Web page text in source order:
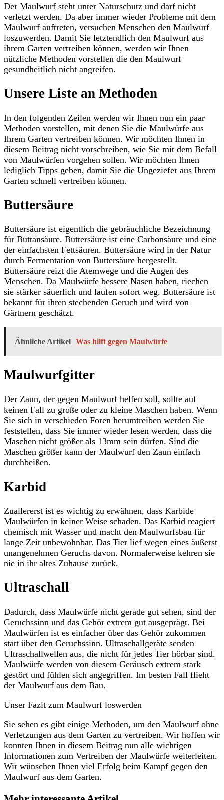
Der Maulwurf steht unter Naturschutz und darf nicht
verletzt werden. Da aber immer wieder Probleme mit dem
Maulwurf auftreten, versuchen Menschen den Maulwurf
loszuwerden. Damit Sie letztendlich den Maulwurf aus
ihrem Garten vertreiben können, werden wir Ihnen
nützliche Methoden vorstellen die den Maulwurf
gesundheitlich nicht angreifen.
Unsere Liste an Methoden
In den folgenden Zeilen werden wir Ihnen nun ein paar
Methoden vorstellen, mit denen Sie die Maulwürfe aus
Ihrem Garten vertreiben können. Wir möchten Ihnen in
diesem Beitrag nicht vorschreiben, wie Sie mit dem Befall
von Maulwürfen vorgehen sollen. Wir möchten Ihnen
lediglich Tipps geben, damit Sie die Ungeziefer aus Ihrem
Garten schnell vertreiben können.
Buttersäure
Buttersäure ist eigentlich die gebräuchliche Bezeichnung
für Buttansäure. Buttersäure ist eine Carbonsäure und eine
der einfachsten Fettsäuren. Buttersäure wird in der Natur
durch Fermentation von Buttersäure hergestellt.
Buttersäure reizt die Atemwege und die Augen des
Menschen. Da Maulwürfe bessere Nasen haben, riechen
sie stärker säuerlich und laufen sofort weg. Buttersäure ist
bekannt für ihren stechenden Geruch und wird von
Gärtnern geschätzt.
Ähnliche Artikel Was hilft gegen Maulwürfe
Maulwurfgitter
Der Zaun, der gegen Maulwurf helfen soll, sollte auf
keinen Fall zu große oder zu kleine Maschen haben. Wenn
Sie sich in verschieden Foren herumtreiben werden Sie
feststellen, dass Sie immer wieder lesen werden, dass die
Maschen nicht größer als 13mm sein dürfen. Sind die
Maschen größer kann der Maulwurf den Zaun einfach
durchbeißen.
Karbid
Zuallererst ist es wichtig zu erwähnen, dass Karbide
Maulwürfen in keiner Weise schaden. Das Karbid reagiert
chemisch mit Wasser und macht den Maulwurfsbau für
lange Zeit unbewohnbar. Das Tier lief wegen eines äußerst
unangenehmen Geruchs davon. Normalerweise kehren sie
nie in ihr altes Zuhause zurück.
Ultraschall
Dadurch, dass Maulwürfe nicht gerade gut sehen, sind der
Geruchssinn und das Gehör extrem gut ausgeprägt. Bei
Maulwürfen ist es einfacher über das Gehör zukommen
statt über den Geruchssinn. Ultraschallgeräte senden
Ultraschallwellen aus, die nicht für jedes Tier hörbar sind.
Maulwürfe werden von diesem Geräusch extrem stark
gestört und fühlen sich angegriffen. Im besten Fall flieht
der Maulwurf aus dem Bau.
Unser Fazit zum Maulwurf loswerden
Sie sehen es gibt einige Methoden, um den Maulwurf ohne
Verletzungen aus dem Garten zu vertreiben. Wir hoffen wir
konnten Ihnen in diesem Beitrag nun alle wichtigen
Informationen zum Vertreiben der Maulwürfe weiterleiten.
Wir wünschen Ihnen viel Erfolg beim Kampf gegen den
Maulwurf aus dem Garten.